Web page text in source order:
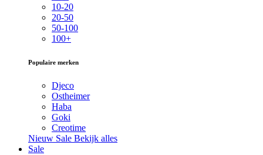
10-20
20-50
50-100
100+
Populaire merken
Djeco
Ostheimer
Haba
Goki
Creotime
Nieuw Sale Bekijk alles
Sale